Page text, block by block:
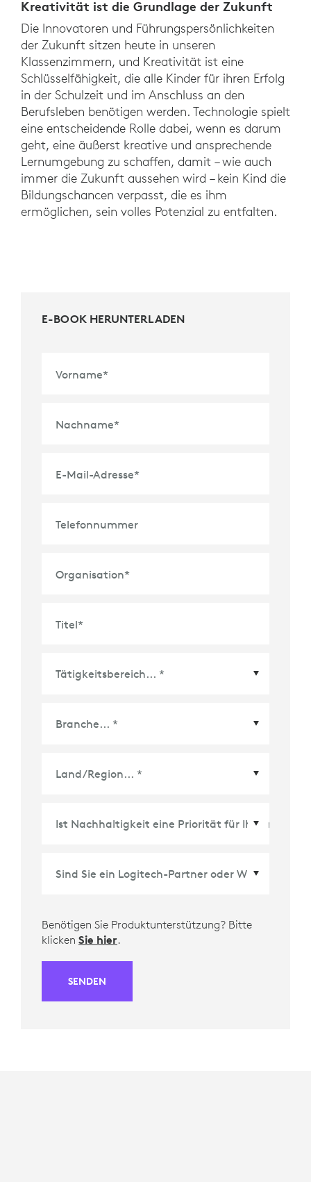
Kreativität ist die Grundlage der Zukunft
Die Innovatoren und Führungspersönlichkeiten
der Zukunft sitzen heute in unseren
Klassenzimmern, und Kreativität ist eine
Schlüsselfähigkeit, die alle Kinder für ihren Erfolg
in der Schulzeit und im Anschluss an den
Berufsleben benötigen werden. Technologie spielt
eine entscheidende Rolle dabei, wenn es darum
geht, eine äußerst kreative und ansprechende
Lernumgebung zu schaffen, damit – wie auch
immer die Zukunft aussehen wird – kein Kind die
Bildungschancen verpasst, die es ihm
ermöglichen, sein volles Potenzial zu entfalten.
E-BOOK HERUNTERLADEN
Vorname*
Nachname*
E-Mail-Adresse*
Telefonnummer
Organisation*
Titel*
Benötigen Sie Produktunterstützung? Bitte
klicken Sie hier.
SENDEN